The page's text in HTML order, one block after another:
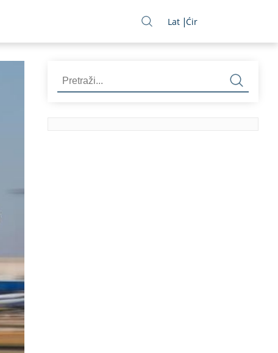
Lat Ćir